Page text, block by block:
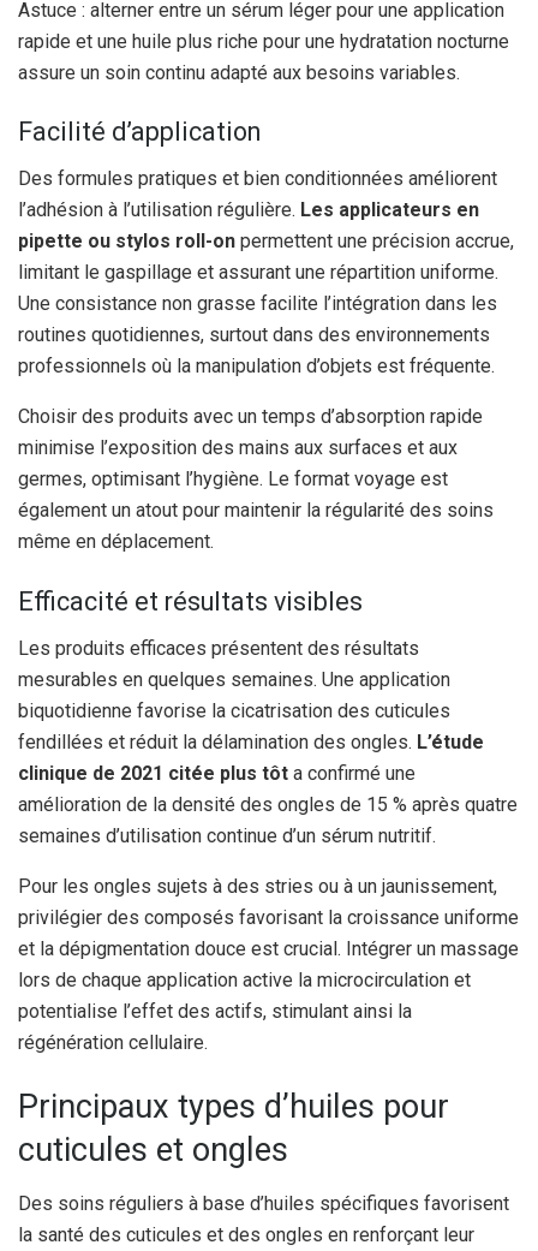
Astuce : alterner entre un sérum léger pour une application
rapide et une huile plus riche pour une hydratation nocturne
assure un soin continu adapté aux besoins variables.
Facilité d’application
Des formules pratiques et bien conditionnées améliorent
l’adhésion à l’utilisation régulière. Les applicateurs en
pipette ou stylos roll-on permettent une précision accrue,
limitant le gaspillage et assurant une répartition uniforme.
Une consistance non grasse facilite l’intégration dans les
routines quotidiennes, surtout dans des environnements
professionnels où la manipulation d’objets est fréquente.
Choisir des produits avec un temps d’absorption rapide
minimise l’exposition des mains aux surfaces et aux
germes, optimisant l’hygiène. Le format voyage est
également un atout pour maintenir la régularité des soins
même en déplacement.
Efficacité et résultats visibles
Les produits efficaces présentent des résultats
mesurables en quelques semaines. Une application
biquotidienne favorise la cicatrisation des cuticules
fendillées et réduit la délamination des ongles. L’étude
clinique de 2021 citée plus tôt a confirmé une
amélioration de la densité des ongles de 15 % après quatre
semaines d’utilisation continue d’un sérum nutritif.
Pour les ongles sujets à des stries ou à un jaunissement,
privilégier des composés favorisant la croissance uniforme
et la dépigmentation douce est crucial. Intégrer un massage
lors de chaque application active la microcirculation et
potentialise l’effet des actifs, stimulant ainsi la
régénération cellulaire.
Principaux types d’huiles pour
cuticules et ongles
Des soins réguliers à base d’huiles spécifiques favorisent
la santé des cuticules et des ongles en renforçant leur